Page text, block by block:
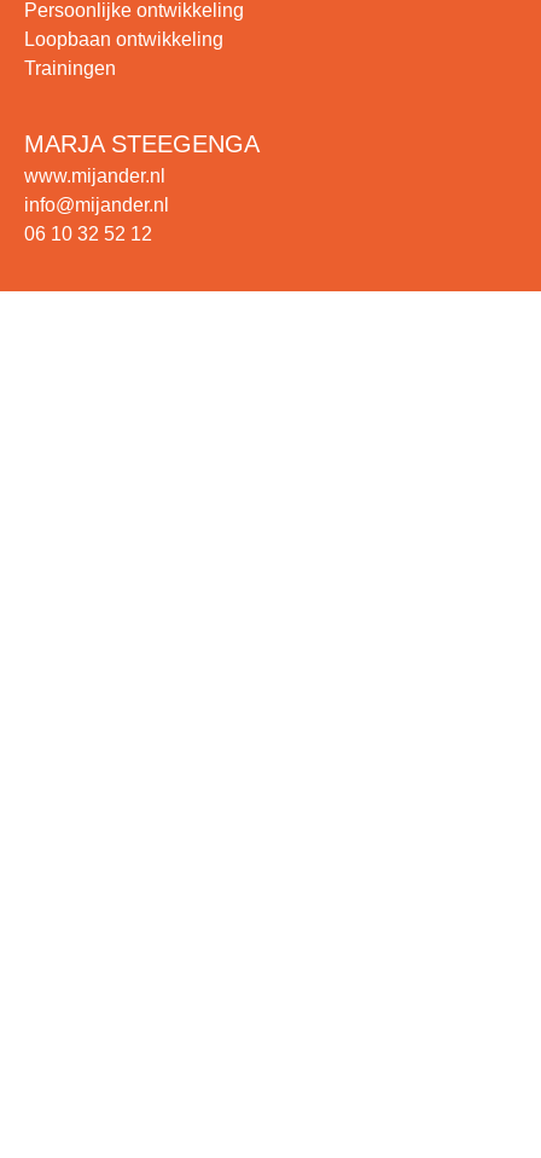
Persoonlijke ontwikkeling
Loopbaan ontwikkeling
Trainingen
MARJA STEEGENGA
www.mijander.nl
info@mijander.nl
06 10 32 52 12